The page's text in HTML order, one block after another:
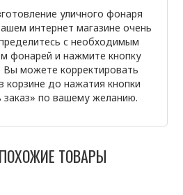
уличного фонаря
интернет магазине очень
с необходимым
фонарей и нажмите кнопку
Вы можете корректировать
корзине до нажатия кнопки
по вашему желанию.
ПОХОЖИЕ ТОВАРЫ